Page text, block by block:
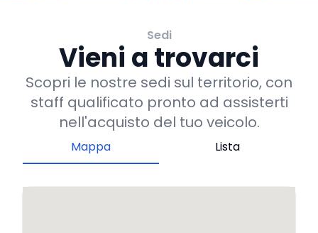
Sedi
Vieni a trovarci
Scopri le nostre sedi sul territorio, con
staff qualificato pronto ad assisterti
nell'acquisto del tuo veicolo.
Mappa Lista